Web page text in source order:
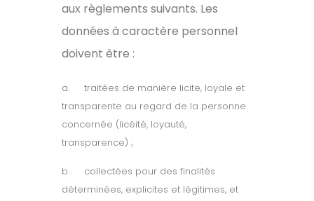
aux règlements suivants. Les
données à caractère personnel
doivent être :
a.
traitées de manière licite, loyale et
transparente au regard de la personne
concernée (licéité, loyauté,
transparence) ;
b.
collectées pour des finalités
déterminées, explicites et légitimes, et